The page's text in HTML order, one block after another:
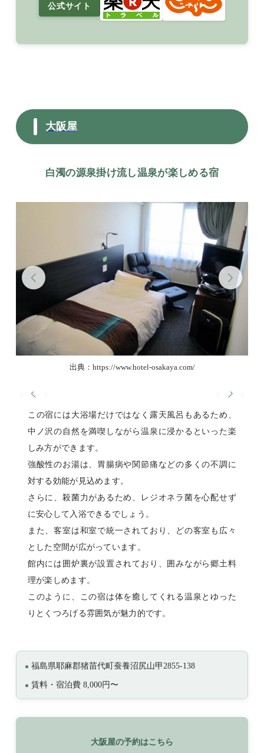
公式サイト
大阪屋
白濁の源泉掛け流し温泉が楽しめる宿
出典：https://www.hotel-osakaya.com/
この宿には大浴場だけではなく露天風呂もあるため、
中ノ沢の自然を満喫しながら温泉に浸かるといった楽
しみ方ができます。
強酸性のお湯は、胃腸病や関節痛などの多くの不調に
対する効能が見込めます。
さらに、殺菌力があるため、レジオネラ菌を心配せず
に安心して入浴できるでしょう。
また、客室は和室で統一されており、どの客室も広々
とした空間が広がっています。
館内には囲炉裏が設置されており、囲みながら郷土料
理が楽しめます。
このように、この宿は体を癒してくれる温泉とゆった
りとくつろげる雰囲気が魅力的です。
福島県耶麻郡猪苗代町蚕養沼尻山甲2855-138
賃料・宿泊費 8,000円〜
大阪屋の予約はこちら